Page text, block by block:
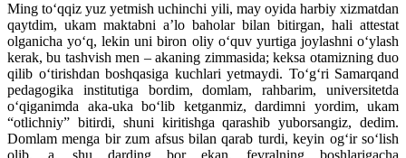
Ming to‘qqiz yuz yetmish uchinchi yili, may oyida harbiy xizmatdan
qaytdim, ukam maktabni a’lo baholar bilan bitirgan, hali attestat
olganicha yo‘q, lekin uni biron oliy o‘quv yurtiga joylashni o‘ylash
kerak, bu tashvish men – akaning zimmasida; keksa otamizning duo
qilib o‘tirishdan boshqasiga kuchlari yetmaydi. To‘g‘ri Samarqand
pedagogika institutiga bordim, domlam, rahbarim, universitetda
o‘qiganimda aka-uka bo‘lib ketganmiz, dardimni yordim, ukam
“otlichniy” bitirdi, shuni kiritishga qarashib yuborsangiz, dedim.
Domlam menga bir zum afsus bilan qarab turdi, keyin og‘ir so‘lish